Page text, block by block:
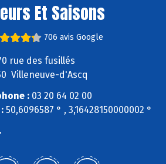
Et Saisons
706 avis Google
rue des fusillés
Villeneuve-d'Ascq
: 03 20 64 02 00
50,6096587 ° , 3,16428150000002 °